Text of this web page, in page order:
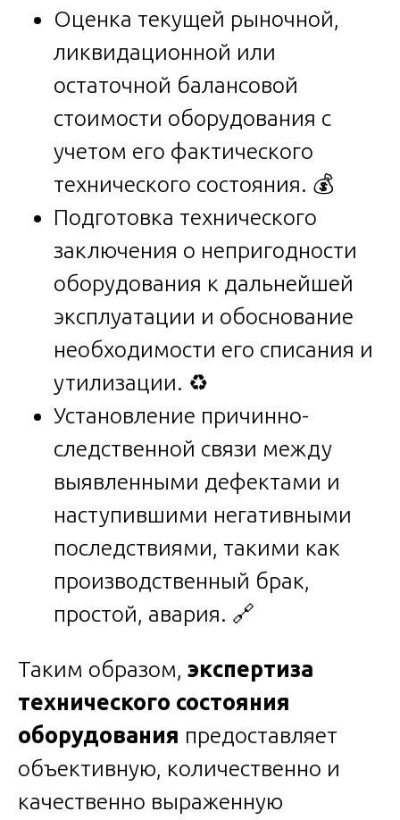
Оценка текущей рыночной,
ликвидационной или
остаточной балансовой
стоимости оборудования с
учетом его фактического
технического состояния. 💰
Подготовка технического
заключения о непригодности
оборудования к дальнейшей
эксплуатации и обоснование
необходимости его списания и
утилизации. ♻️
Установление причинно-
следственной связи между
выявленными дефектами и
наступившими негативными
последствиями, такими как
производственный брак,
простой, авария. 🔗
Таким образом, экспертиза
технического состояния
оборудования предоставляет
объективную, количественно и
качественно выраженную